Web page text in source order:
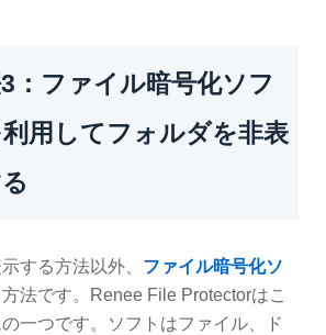
：ファイル暗号化ソフ
利用してフォルダを非表
する方法以外、 ファイル暗号化ソ
法です。Renee File Protectorはこ
一つです。ソフトはファイル、ド